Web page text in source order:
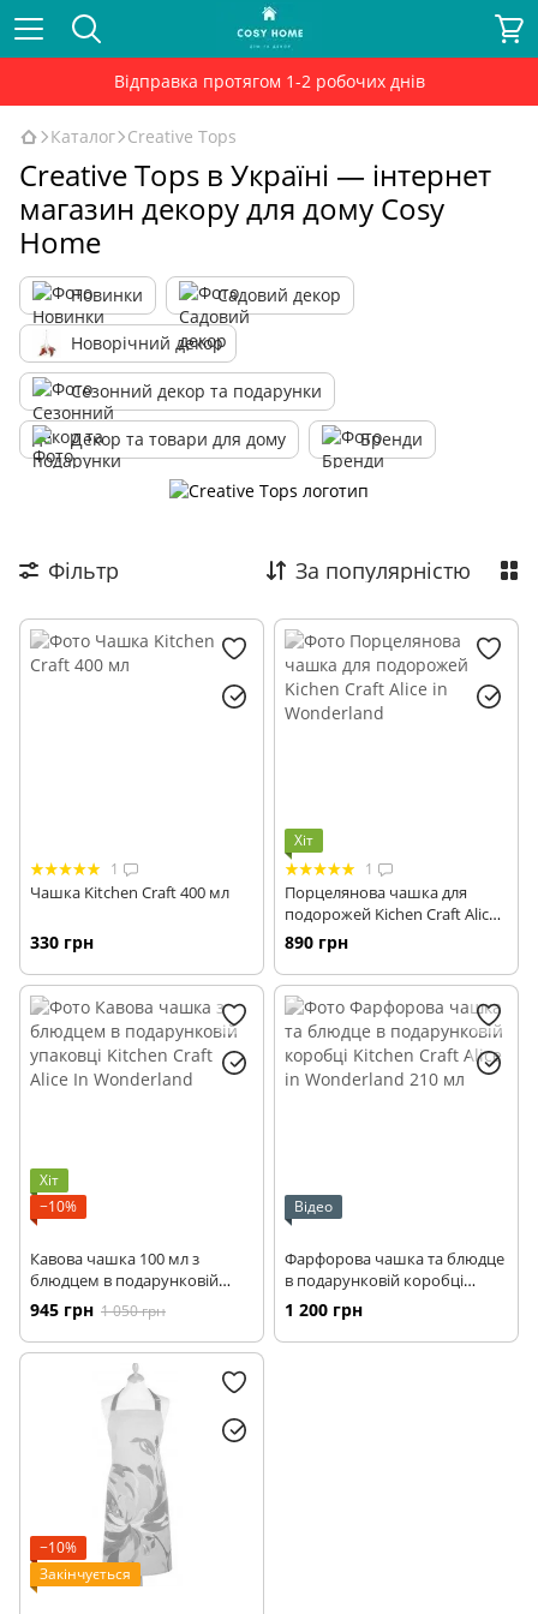
Відправка протягом 1-2 робочих днів
Каталог Сreative Tops
Сreative Tops в Україні — інтернет
магазин декору для дому Cosy
Home
Новинки Садовий декор
Новорічний декор
Сезонний декор та подарунки
Декор та товари для дому Бренди
Фільтр За популярністю
1
Чашка Kitchen Craft 400 мл
330 грн
Хіт
1
Порцелянова чашка для
подорожей Kichen Craft Alice
in Wonderland
890 грн
Хіт
−10%
Кавова чашка 100 мл з
блюдцем в подарунковій
упаковці Kitchen Craft Alice In
Wonderland
945 грн 1 050 грн
Відео
Фарфорова чашка та блюдце
в подарунковій коробці
Kitchen Craft Alice in
Wonderland 210 мл
1 200 грн
−10%
Закінчується